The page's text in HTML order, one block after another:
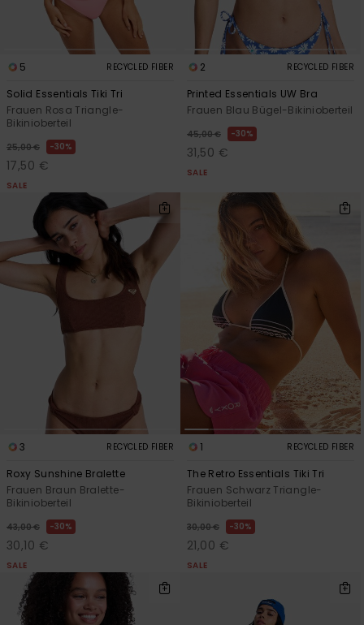
5 RECYCLED FIBER
Solid Essentials Tiki Tri
Frauen Rosa Triangle-
Bikinioberteil
25,00 € 30%
17,50 €
SALE
2 RECYCLED FIBER
Printed Essentials UW Bra
Frauen Blau Bügel-Bikinioberteil
45,00 € 30%
31,50 €
SALE
3 RECYCLED FIBER
Roxy Sunshine Bralette
Frauen Braun Bralette-
Bikinioberteil
43,00 € 30%
30,10 €
SALE
1 RECYCLED FIBER
The Retro Essentials Tiki Tri
Frauen Schwarz Triangle-
Bikinioberteil
30,00 € 30%
21,00 €
SALE